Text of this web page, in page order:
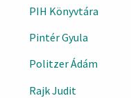
PIH Könyvtára
Pintér Gyula
Politzer Ádám
Rajk Judit